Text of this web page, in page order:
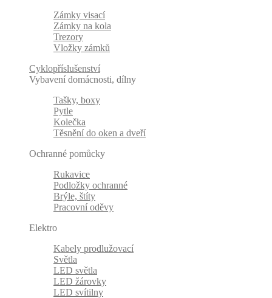
Zámky visací
Zámky na kola
Trezory
Vložky zámků
Cyklopříslušenství
Vybavení domácnosti, dílny
Tašky, boxy
Pytle
Kolečka
Těsnění do oken a dveří
Ochranné pomůcky
Rukavice
Podložky ochranné
Brýle, štíty
Pracovní oděvy
Elektro
Kabely prodlužovací
Světla
LED světla
LED žárovky
LED svítilny